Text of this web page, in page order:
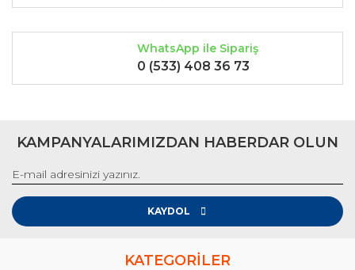
WhatsApp ile Sipariş
0 (533) 408 36 73
KAMPANYALARIMIZDAN HABERDAR OLUN
KAYDOL
KATEGORİLER